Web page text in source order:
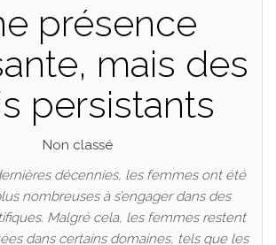
présence
mais des
persistants
Non classé
décennies, les femmes ont été
nombreuses à s’engager dans des
Malgré cela, les femmes restent
dans certains domaines, tels que les